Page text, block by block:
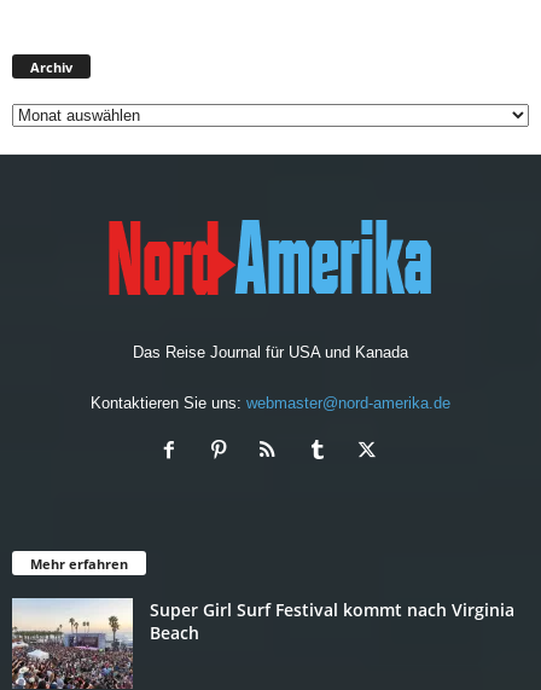
Archiv
h
Das Reise Journal für USA und Kanada
Kontaktieren Sie uns: webmaster@nord-amerika.de
Mehr erfahren
Super Girl Surf Festival kommt nach Virginia
Beach